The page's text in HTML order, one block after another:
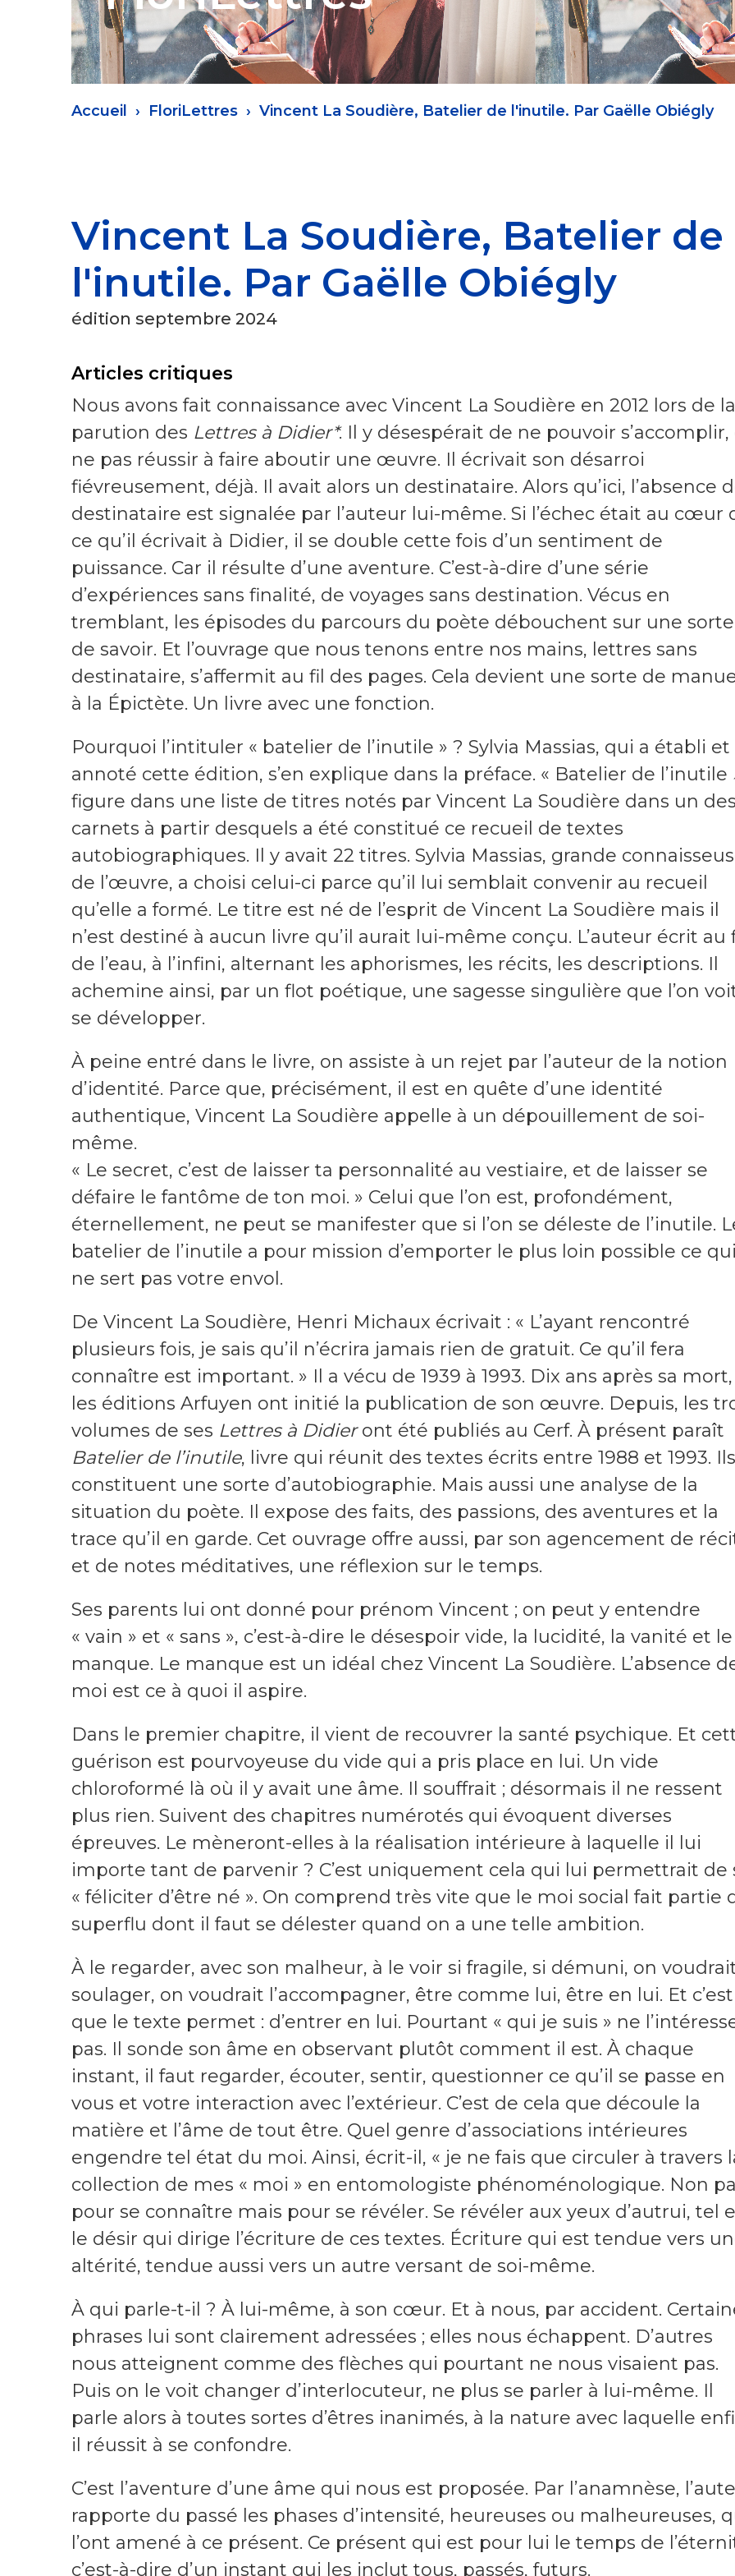
Fil
Accueil FloriLettres Vincent La Soudière, Batelier de l'inutile. Par Gaëlle Obiégly
Vincent La Soudière, Batelier de
l'inutile. Par Gaëlle Obiégly
édition septembre 2024
Articles critiques
Nous avons fait connaissance avec Vincent La Soudière en 2012 lors de la
parution des Lettres à Didier*. Il y désespérait de ne pouvoir s’accomplir,
ne pas réussir à faire aboutir une œuvre. Il écrivait son désarroi
fiévreusement, déjà. Il avait alors un destinataire. Alors qu’ici, l’absence
destinataire est signalée par l’auteur lui-même. Si l’échec était au cœur
ce qu’il écrivait à Didier, il se double cette fois d’un sentiment de
puissance. Car il résulte d’une aventure. C’est-à-dire d’une série
d’expériences sans finalité, de voyages sans destination. Vécus en
tremblant, les épisodes du parcours du poète débouchent sur une sorte
de savoir. Et l’ouvrage que nous tenons entre nos mains, lettres sans
destinataire, s’affermit au fil des pages. Cela devient une sorte de
à la Épictète. Un livre avec une fonction.
Pourquoi l’intituler « batelier de l’inutile » ? Sylvia Massias, qui a établi et
annoté cette édition, s’en explique dans la préface. « Batelier de l’inutile
figure dans une liste de titres notés par Vincent La Soudière dans un des
carnets à partir desquels a été constitué ce recueil de textes
autobiographiques. Il y avait 22 titres. Sylvia Massias, grande
de l’œuvre, a choisi celui-ci parce qu’il lui semblait convenir au recueil
qu’elle a formé. Le titre est né de l’esprit de Vincent La Soudière mais il
n’est destiné à aucun livre qu’il aurait lui-même conçu. L’auteur écrit au
de l’eau, à l’infini, alternant les aphorismes, les récits, les descriptions. Il
achemine ainsi, par un flot poétique, une sagesse singulière que l’on
se développer.
À peine entré dans le livre, on assiste à un rejet par l’auteur de la notion
d’identité. Parce que, précisément, il est en quête d’une identité
authentique, Vincent La Soudière appelle à un dépouillement de soi-
même.
« Le secret, c’est de laisser ta personnalité au vestiaire, et de laisser se
défaire le fantôme de ton moi. » Celui que l’on est, profondément,
éternellement, ne peut se manifester que si l’on se déleste de l’inutile.
batelier de l’inutile a pour mission d’emporter le plus loin possible ce qui
ne sert pas votre envol.
De Vincent La Soudière, Henri Michaux écrivait : « L’ayant rencontré
plusieurs fois, je sais qu’il n’écrira jamais rien de gratuit. Ce qu’il fera
connaître est important. » Il a vécu de 1939 à 1993. Dix ans après sa mort,
les éditions Arfuyen ont initié la publication de son œuvre. Depuis, les
volumes de ses Lettres à Didieront été publiés au Cerf. À présent paraît
Batelier de l’inutile, livre qui réunit des textes écrits entre 1988 et 1993. Ils
constituent une sorte d’autobiographie. Mais aussi une analyse de la
situation du poète. Il expose des faits, des passions, des aventures et la
trace qu’il en garde. Cet ouvrage offre aussi, par son agencement de
et de notes méditatives, une réflexion sur le temps.
Ses parents lui ont donné pour prénom Vincent ; on peut y entendre
« vain » et « sans », c’est-à-dire le désespoir vide, la lucidité, la vanité et le
manque. Le manque est un idéal chez Vincent La Soudière. L’absence
moi est ce à quoi il aspire.
Dans le premier chapitre, il vient de recouvrer la santé psychique. Et
guérison est pourvoyeuse du vide qui a pris place en lui. Un vide
chloroformé là où il y avait une âme. Il souffrait ; désormais il ne ressent
plus rien. Suivent des chapitres numérotés qui évoquent diverses
épreuves. Le mèneront-elles à la réalisation intérieure à laquelle il lui
importe tant de parvenir ? C’est uniquement cela qui lui permettrait de
« féliciter d’être né ». On comprend très vite que le moi social fait partie
superflu dont il faut se délester quand on a une telle ambition.
À le regarder, avec son malheur, à le voir si fragile, si démuni, on
soulager, on voudrait l’accompagner, être comme lui, être en lui. Et
que le texte permet : d’entrer en lui. Pourtant « qui je suis » ne
pas. Il sonde son âme en observant plutôt comment il est. À chaque
instant, il faut regarder, écouter, sentir, questionner ce qu’il se passe en
vous et votre interaction avec l’extérieur. C’est de cela que découle la
matière et l’âme de tout être. Quel genre d’associations intérieures
engendre tel état du moi. Ainsi, écrit-il, « je ne fais que circuler à travers
collection de mes « moi » en entomologiste phénoménologique. Non
pour se connaître mais pour se révéler. Se révéler aux yeux d’autrui, tel
le désir qui dirige l’écriture de ces textes. Écriture qui est tendue vers
altérité, tendue aussi vers un autre versant de soi-même.
À qui parle-t-il ? À lui-même, à son cœur. Et à nous, par accident.
phrases lui sont clairement adressées ; elles nous échappent. D’autres
nous atteignent comme des flèches qui pourtant ne nous visaient pas.
Puis on le voit changer d’interlocuteur, ne plus se parler à lui-même. Il
parle alors à toutes sortes d’êtres inanimés, à la nature avec laquelle
il réussit à se confondre.
C’est l’aventure d’une âme qui nous est proposée. Par l’anamnèse,
rapporte du passé les phases d’intensité, heureuses ou malheureuses,
l’ont amené à ce présent. Ce présent qui est pour lui le temps de
c’est-à-dire d’un instant qui les inclut tous, passés, futurs.